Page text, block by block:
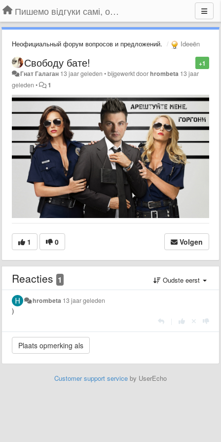
Пишемо відгуки самі, обговорюємо інші ідеї та пропозиції до Громадського Телебачення
Неофициальный форум вопросов и предложений. Ideeën
+1
Свободу бате!
Гнат Галаган 13 jaar geleden •bijgewerkt doorhrombeta 13 jaar
geleden • 1
1 0 Volgen
Reacties 1 Oudste eerst
hrombeta 13 jaar geleden
)
Customer support service by UserEcho